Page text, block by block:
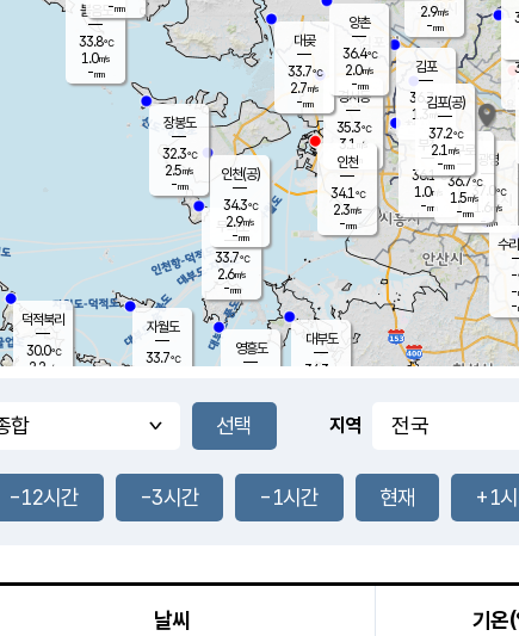
풍도
0.6m/s
무의도
33.7℃
2.6m/s
-mm
영흥도
볼음도
33.8℃
1.0m/s
-mm
자월도
33.7℃
장봉도
32.3℃
2.5m/s
-mm
34.6
℃
대부도
34.3
경서동
35.3℃
3.1 m/s
-mm
2.9m/s
-mm
대곶
33.7℃
2.7m/s
-mm
김포
36.7℃
1.3 m/s
mm
광명
37.0
℃
1.6 m/s
-mm
부천
36.1℃
1.0m/s
-mm
-
양촌
36.4℃
2.0m/s
-mm
구로
36.7℃
1.5m/s
-mm
수
-
-
-
덕적북리
30.0℃
2.2 m/s
인천(공)
34.3℃
2.9m/s
-mm
김포(공)
37.2℃
2.1 m/s
-mm
-mm
인천
34.1℃
2.3m/s
-mm
지역
-12시간 -3시간 -1시간 현재 +1
날씨 기